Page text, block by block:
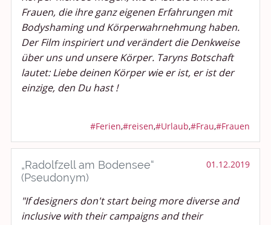
Frauen, die ihre ganz eigenen Erfahrungen mit
Bodyshaming und Körperwahrnehmung haben.
Der Film inspiriert und verändert die Denkweise
über uns und unsere Körper. Taryns Botschaft
lautet: Liebe deinen Körper wie er ist, er ist der
einzige, den Du hast !
#Ferien,#reisen,#Urlaub,#Frau,#Frauen
„Radolfzell am Bodensee“
(Pseudonym)
01.12.2019
"If designers don't start being more diverse and
inclusive with their campaigns and their